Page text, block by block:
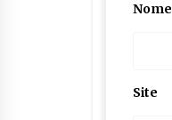
Nome
Site